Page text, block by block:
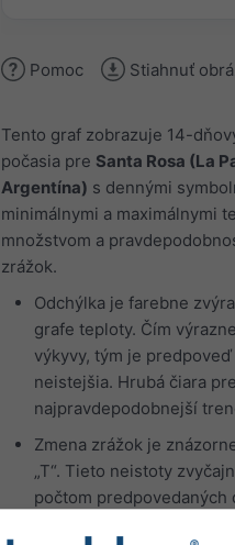
Pomoc Stiahnuť
Tento graf zobrazuje 14-
počasia pre Santa Rosa (La
Argentína) s dennými
minimálnymi a maximálnymi
množstvom a
zrážok.
Odchýlka je farebne
grafe teploty. Čím
výkyvy, tým je predpoveď
neistejšia. Hrubá čiara
najpravdepodobnejší
Zmena zrážok je
„T“. Tieto neistoty
počtom predpovedaných